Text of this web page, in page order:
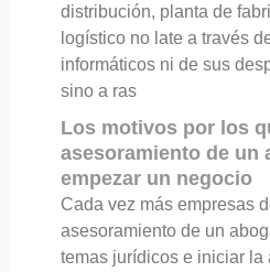
distribución, planta de
logístico no late a través
informáticos ni de sus
sino a ras
Los motivos por los
asesoramiento de un
empezar un negocio
Cada vez más empresas
asesoramiento de un
temas jurídicos e iniciar la